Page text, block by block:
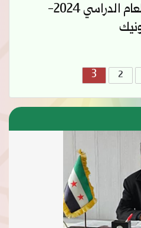
برنامج الفصل الاول للعام الدراسي 2024-
2
3